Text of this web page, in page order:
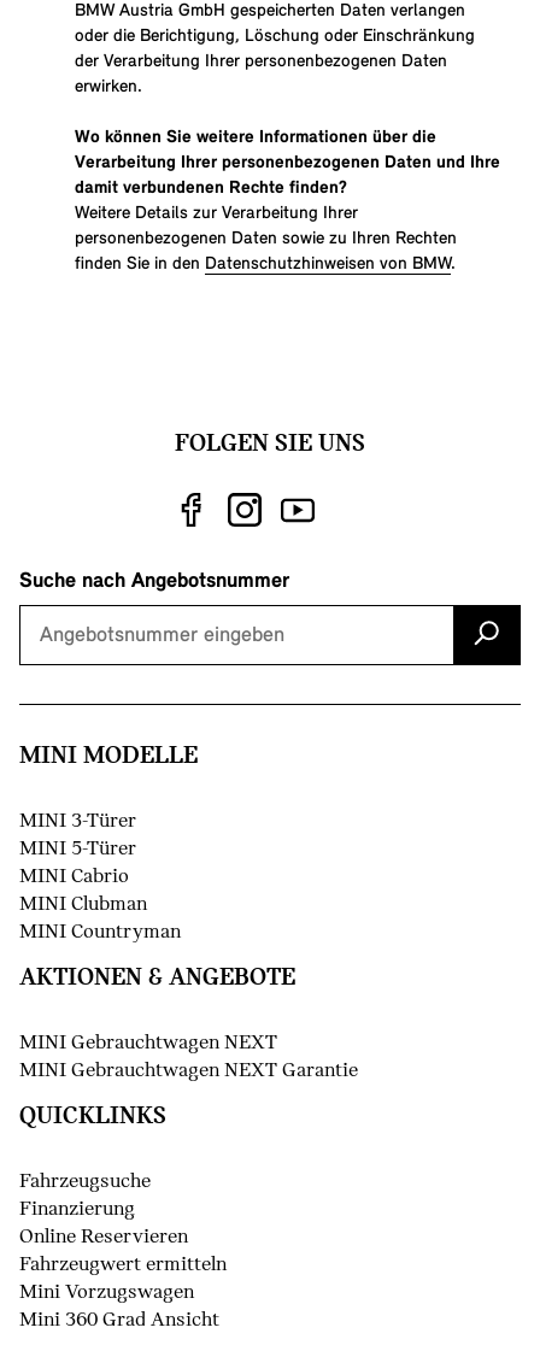
BMW Austria GmbH gespeicherten Daten verlangen
oder die Berichtigung, Löschung oder Einschränkung
der Verarbeitung Ihrer personenbezogenen Daten
erwirken.
Wo können Sie weitere Informationen über die
Verarbeitung Ihrer personenbezogenen Daten und Ihre
damit verbundenen Rechte finden?
Weitere Details zur Verarbeitung Ihrer
personenbezogenen Daten sowie zu Ihren Rechten
finden Sie in den Datenschutzhinweisen von BMW.
FOLGEN SIE UNS
Suche nach Angebotsnummer
MINI MODELLE
MINI 3-Türer
MINI 5-Türer
MINI Cabrio
MINI Clubman
MINI Countryman
AKTIONEN & ANGEBOTE
MINI Gebrauchtwagen NEXT
MINI Gebrauchtwagen NEXT Garantie
QUICKLINKS
Fahrzeugsuche
Finanzierung
Online Reservieren
Fahrzeugwert ermitteln
Mini Vorzugswagen
Mini 360 Grad Ansicht